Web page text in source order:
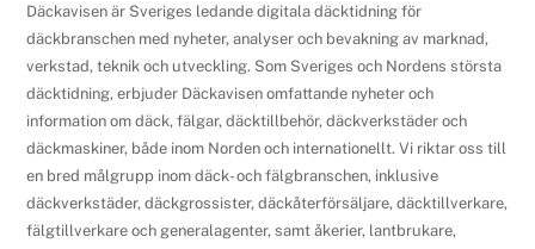
Däckavisen är Sveriges ledande digitala däcktidning för
däckbranschen med nyheter, analyser och bevakning av marknad,
verkstad, teknik och utveckling. Som Sveriges och Nordens största
däcktidning, erbjuder Däckavisen omfattande nyheter och
information om däck, fälgar, däcktillbehör, däckverkstäder och
däckmaskiner, både inom Norden och internationellt. Vi riktar oss till
en bred målgrupp inom däck- och fälgbranschen, inklusive
däckverkstäder, däckgrossister, däckåterförsäljare, däcktillverkare,
fälgtillverkare och generalagenter, samt åkerier, lantbrukare,